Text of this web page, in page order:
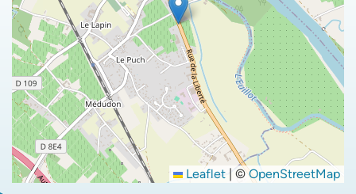
Leaflet | ©OpenStreetMap